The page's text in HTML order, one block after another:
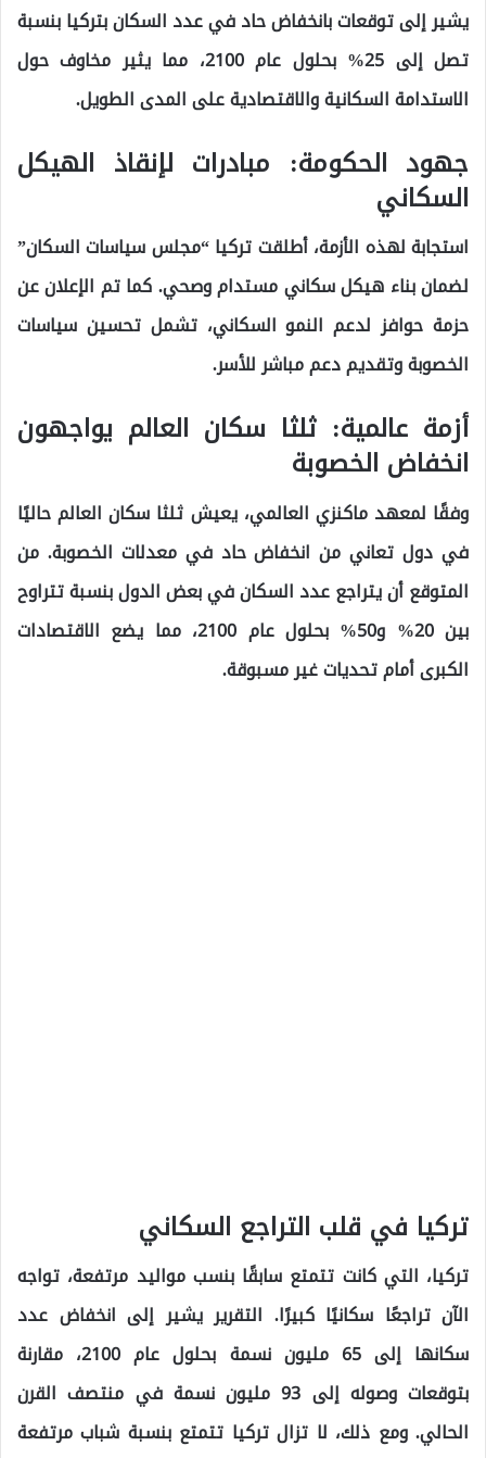
يشير إلى توقعات بانخفاض حاد في عدد السكان بتركيا بنسبة
تصل إلى 25% بحلول عام 2100، مما يثير مخاوف حول
الاستدامة السكانية والاقتصادية على المدى الطويل.
جهود الحكومة: مبادرات لإنقاذ الهيكل
السكاني
استجابة لهذه الأزمة، أطلقت تركيا “مجلس سياسات السكان”
لضمان بناء هيكل سكاني مستدام وصحي. كما تم الإعلان عن
حزمة حوافز لدعم النمو السكاني، تشمل تحسين سياسات
الخصوبة وتقديم دعم مباشر للأسر.
أزمة عالمية: ثلثا سكان العالم يواجهون
انخفاض الخصوبة
وفقًا لمعهد ماكنزي العالمي، يعيش ثلثا سكان العالم حاليًا
في دول تعاني من انخفاض حاد في معدلات الخصوبة. من
المتوقع أن يتراجع عدد السكان في بعض الدول بنسبة تتراوح
بين 20% و50% بحلول عام 2100، مما يضع الاقتصادات
الكبرى أمام تحديات غير مسبوقة.
تركيا في قلب التراجع السكاني
تركيا، التي كانت تتمتع سابقًا بنسب مواليد مرتفعة، تواجه
الآن تراجعًا سكانيًا كبيرًا. التقرير يشير إلى انخفاض عدد
سكانها إلى 65 مليون نسمة بحلول عام 2100، مقارنة
بتوقعات وصوله إلى 93 مليون نسمة في منتصف القرن
الحالي. ومع ذلك، لا تزال تركيا تتمتع بنسبة شباب مرتفعة